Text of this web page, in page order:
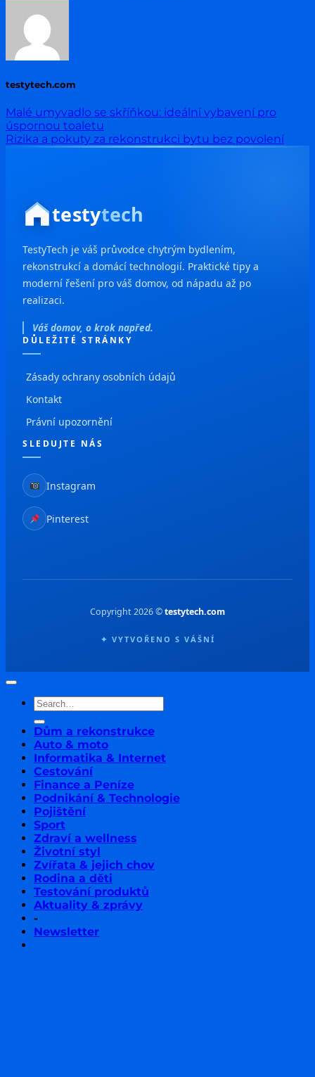
testytech.com
Malé umyvadlo se skříňkou: ideální vybavení pro
úspornou toaletu
Rizika a pokuty za rekonstrukci bytu bez povolení
testytech
TestyTech je váš průvodce chytrým bydlením,
rekonstrukcí a domácí technologií. Praktické tipy a
moderní řešení pro váš domov, od nápadu až po
realizaci.
Váš domov, o krok napřed.
DŮLEŽITÉ STRÁNKY
Zásady ochrany osobních údajů
Kontakt
Právní upozornění
SLEDUJTE NÁS
Instagram
Pinterest
Copyright 2026 ©testytech.com
✦ VYTVOŘENO S VÁŠNÍ
Dům a rekonstrukce
Auto & moto
Informatika & Internet
Cestování
Finance a Peníze
Podnikání & Technologie
Pojištění
Sport
Zdraví a wellness
Životní styl
Zvířata & jejich chov
Rodina a děti
Testování produktů
Aktuality & zprávy
-
Newsletter